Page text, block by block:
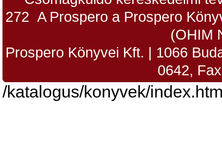
272 A Prospero a Prospero
(OHIM
Prospero Könyvei Kft. | 1066
0642,
/katalogus/konyvek/